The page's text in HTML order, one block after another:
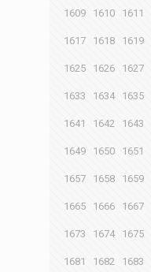
1609 1610 1611
1617 1618 1619
1625 1626 1627
1633 1634 1635
1641 1642 1643
1649 1650 1651
1657 1658 1659
1665 1666 1667
1673 1674 1675
1681 1682 1683